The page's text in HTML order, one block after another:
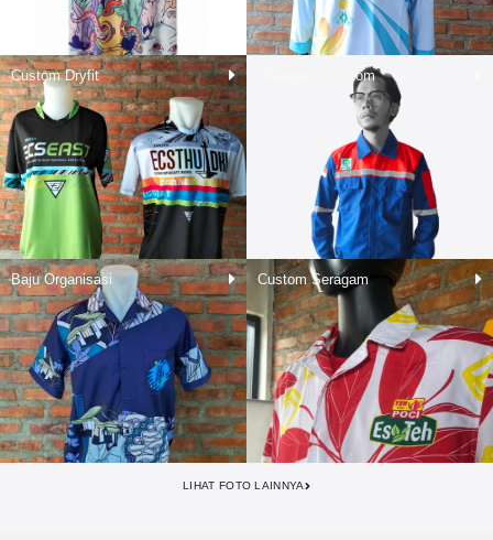
Custom Dryfit Wearpack Custom
Baju Organisasi Custom Seragam
LIHAT FOTO LAINNYA